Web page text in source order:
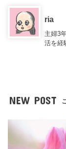
ria
主婦3
活を経
NEW POST